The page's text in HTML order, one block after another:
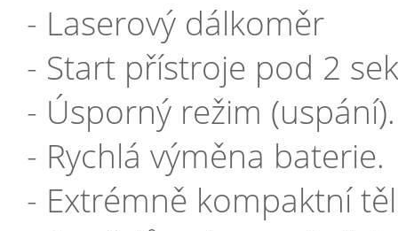
- Laserový dálkoměr
- Start přístroje pod 2
- Úsporný režim (uspání).
- Rychlá výměna baterie.
- Extrémně kompaktní